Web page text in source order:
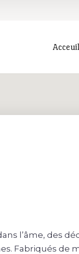
Acceuil
l’âme, des
Fabriqués de